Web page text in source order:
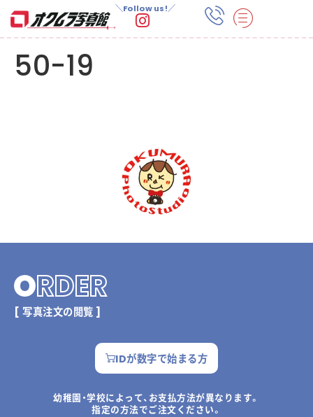
＼Follow us!／
50-19
ORDER
[ 写真注文の閲覧 ]
IDが数字で始まる方
幼稚園・学校によって、お支払方法が異なります。
指定の方法でご注文ください。